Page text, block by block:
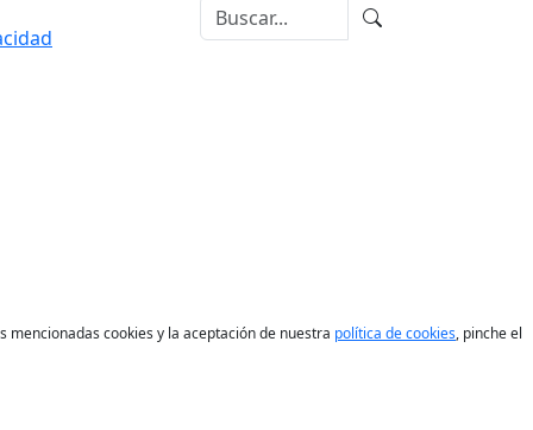
cookies y la aceptación de nuestra política de cookies, pinche el